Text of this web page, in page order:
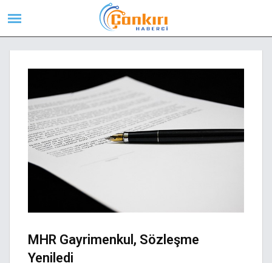
MHR Gayrimenkul, Sözleşme
Yeniledi